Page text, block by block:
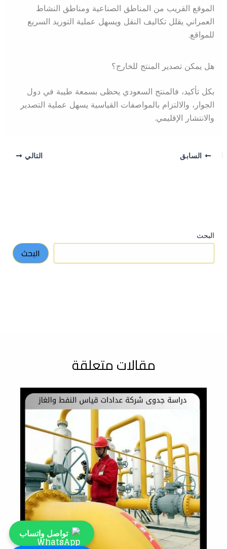
الموقع القريب من المناطق الصناعية ومناطق النشاط
العمراني يقلل تكاليف النقل ويسهل عملية التوريد السريع
للمواقع.
هل يمكن تصدير المنتج للخارج؟
بكل تأكيد، فالمنتج السعودي يحظى بسمعة طيبة في دول
الجوار، والالتزام بالمواصفات القياسية يسهل عملية التصدير
والانتشار الإقليمي.
السابق التالي
البحث
البحث
مقالات متعلقة
تواصل واتساب